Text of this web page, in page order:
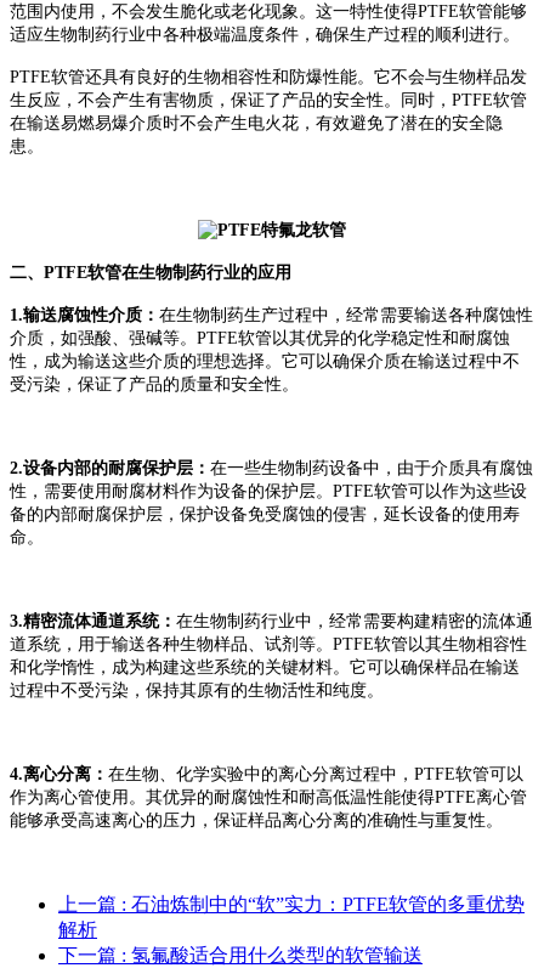
范围内使用，不会发生脆化或老化现象。这一特性使得PTFE软管能够
适应生物制药行业中各种极端温度条件，确保生产过程的顺利进行。
PTFE软管还具有良好的生物相容性和防爆性能。它不会与生物样品发
生反应，不会产生有害物质，保证了产品的安全性。同时，PTFE软管
在输送易燃易爆介质时不会产生电火花，有效避免了潜在的安全隐
患。
二、PTFE软管在生物制药行业的应用
1.输送腐蚀性介质： 在生物制药生产过程中，经常需要输送各种腐蚀性
介质，如强酸、强碱等。PTFE软管以其优异的化学稳定性和耐腐蚀
性，成为输送这些介质的理想选择。它可以确保介质在输送过程中不
受污染，保证了产品的质量和安全性。
2.设备内部的耐腐保护层： 在一些生物制药设备中，由于介质具有腐蚀
性，需要使用耐腐材料作为设备的保护层。PTFE软管可以作为这些设
备的内部耐腐保护层，保护设备免受腐蚀的侵害，延长设备的使用寿
命。
3.精密流体通道系统： 在生物制药行业中，经常需要构建精密的流体通
道系统，用于输送各种生物样品、试剂等。PTFE软管以其生物相容性
和化学惰性，成为构建这些系统的关键材料。它可以确保样品在输送
过程中不受污染，保持其原有的生物活性和纯度。
4.离心分离： 在生物、化学实验中的离心分离过程中，PTFE软管可以
作为离心管使用。其优异的耐腐蚀性和耐高低温性能使得PTFE离心管
能够承受高速离心的压力，保证样品离心分离的准确性与重复性。
上一篇 : 石油炼制中的“软”实力：PTFE软管的多重优势
解析
下一篇 : 氢氟酸适合用什么类型的软管输送